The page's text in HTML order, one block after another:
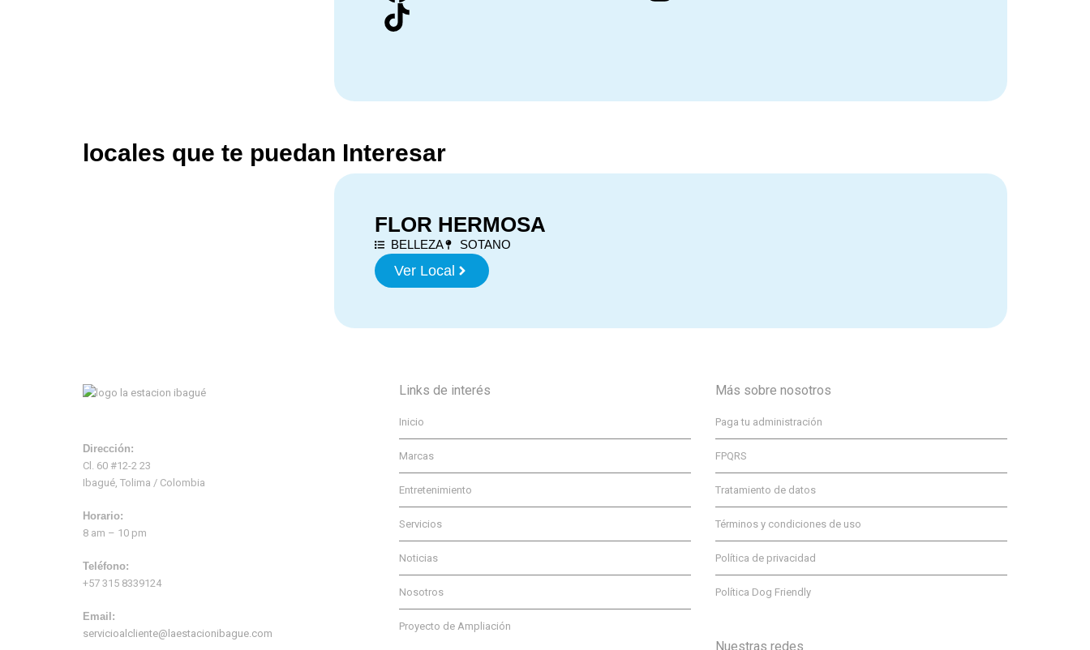
locales que te puedan Interesar
FLOR HERMOSA
BELLEZA SOTANO
Ver Local
Dirección:
Cl. 60 #12-2 23
Ibagué, Tolima / Colombia
Horario:
8 am – 10 pm
Teléfono:
+57 315 8339124
Email:
servicioalcliente@laestacionibague.com
Links de interés
Inicio
Marcas
Entretenimiento
Servicios
Noticias
Nosotros
Proyecto de Ampliación
Más sobre nosotros
Paga tu administración
FPQRS
Tratamiento de datos
Términos y condiciones de uso
Política de privacidad
Política Dog Friendly
Nuestras redes